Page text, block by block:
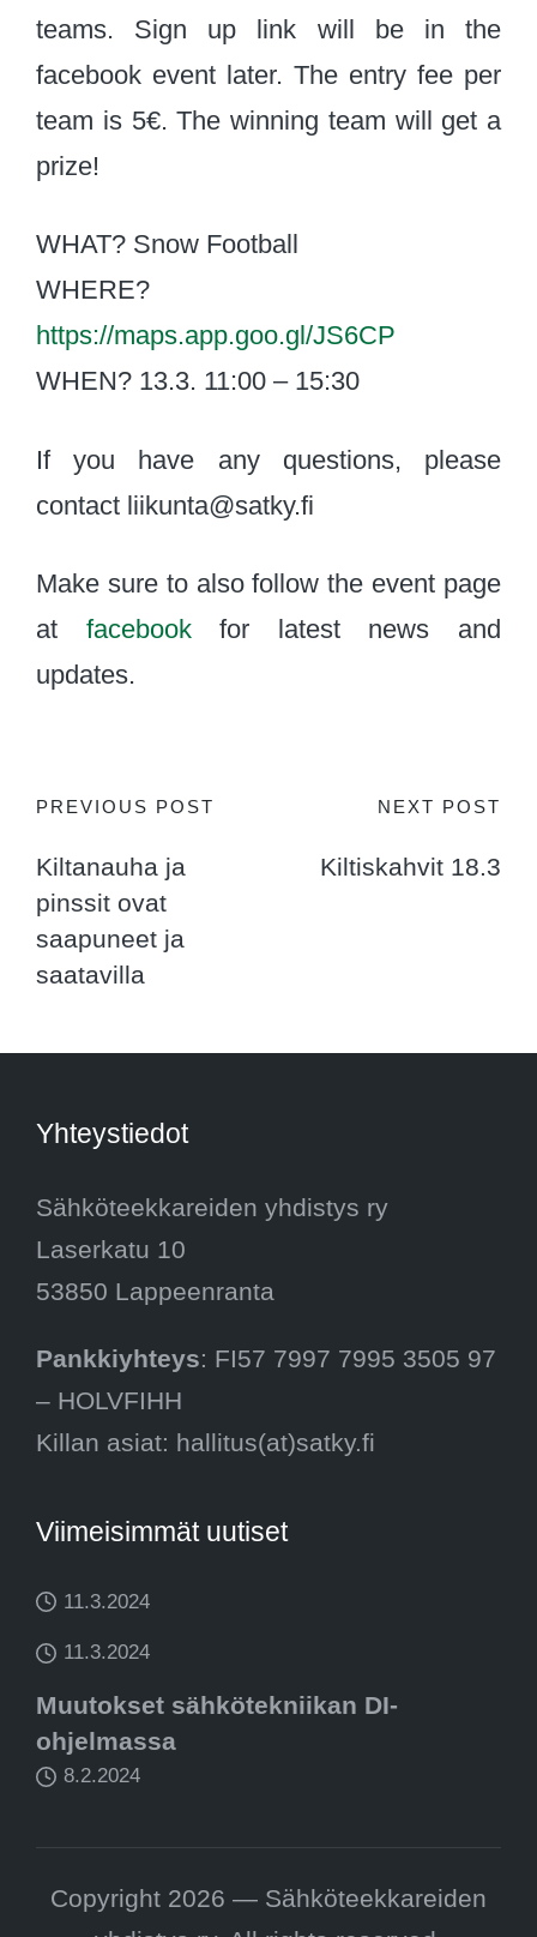
teams. Sign up link will be in the
facebook event later. The entry fee per
team is 5€. The winning team will get a
prize!
WHAT? Snow Football
WHERE?
https://maps.app.goo.gl/JS6CP
WHEN? 13.3. 11:00 – 15:30
If you have any questions, please
contact liikunta@satky.fi
Make sure to also follow the event page
at facebookfor latest news and
updates.
Post
navigation
PREVIOUS POST
Kiltanauha ja
pinssit ovat
saapuneet ja
saatavilla
NEXT POST
Kiltiskahvit 18.3
Yhteystiedot
Sähköteekkareiden yhdistys ry
Laserkatu 10
53850 Lappeenranta
Pankkiyhteys: FI57 7997 7995 3505 97
– HOLVFIHH
Killan asiat: hallitus(at)satky.fi
Viimeisimmät uutiset
11.3.2024
11.3.2024
Muutokset sähkötekniikan DI-
ohjelmassa
8.2.2024
Copyright 2026 — Sähköteekkareiden